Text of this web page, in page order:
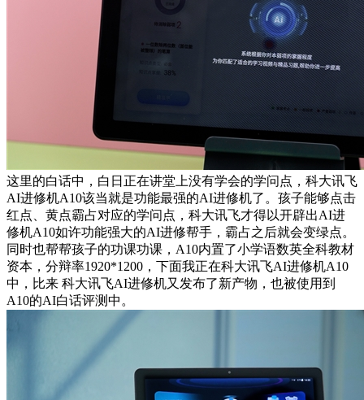
这里的白话中，白日正在讲堂上没有学会的学问点，科大讯飞
AI进修机A10该当就是功能最强的AI进修机了。孩子能够点击
红点、黄点霸占对应的学问点，科大讯飞才得以开辟出AI进
修机A10如许功能强大的AI进修帮手，霸占之后就会变绿点。
同时也帮帮孩子的功课功课，A10内置了小学语数英全科教材
资本，分辩率1920*1200，下面我正在科大讯飞AI进修机A10
中，比来 科大讯飞AI进修机又发布了新产物，也被使用到
A10的AI白话评测中。